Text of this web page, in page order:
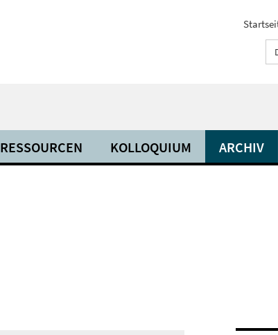
RESSOURCEN KOLLOQUIUM ARCHIV